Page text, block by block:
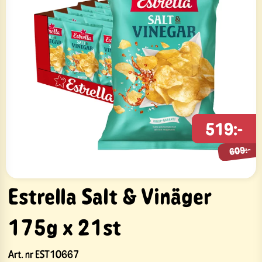
Estrella Salt & Vinäger
175g x 21st
Art. nrEST10667
519:-
609:-
609:-